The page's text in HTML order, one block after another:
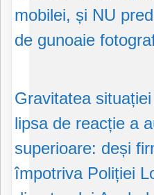
mobilei, și NU
de gunoaie
​Gravitatea
lipsa de reacție a
superioare: deși
împotriva Poliției